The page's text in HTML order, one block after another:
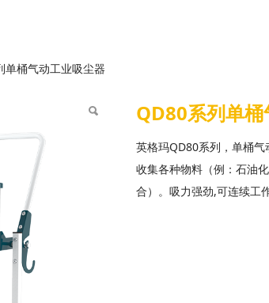
动工业吸尘器
单桶气动工业吸尘器
QD80系列单
英格玛QD80系列，单桶气
收集各种物料（例：石油
合）。吸力强劲,可连续工